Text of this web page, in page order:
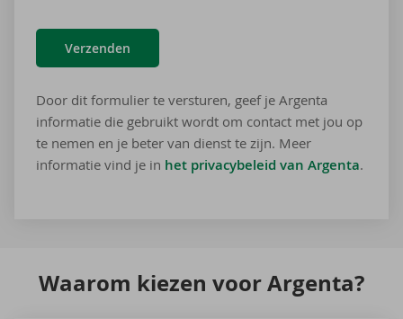
Verzenden
Door dit formulier te versturen, geef je Argenta
informatie die gebruikt wordt om contact met jou op
te nemen en je beter van dienst te zijn. Meer
informatie vind je in het privacybeleid van Argenta.
Waar­om kie­zen voor Argenta?